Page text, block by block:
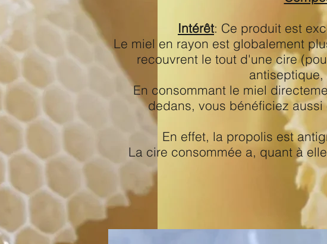
Intérêt: Ce produit est
Le miel en rayon est globalement
recouvrent le tout d'une cire
En consommant le miel
dedans, vous bénéficiez
En effet, la propolis est
La cire consommée a, quant à